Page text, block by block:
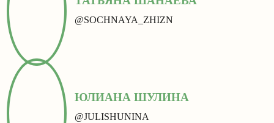
@SOCHNAYA_ZHIZN
ЮЛИАНА ШУЛИНА
@JULISHUNINA